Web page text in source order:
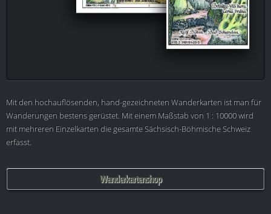
Mit den hochauflösenden, hand-gezeichneten Wanderkarten ist man für
Wanderungen bestens gerüstet. Mit einem Maßstab von 1 : 10000 wird
mit mehreren Einzelkarten die gesamte Sächsisch-Böhmische Schweiz
erfasst.
Wanderkartenshop